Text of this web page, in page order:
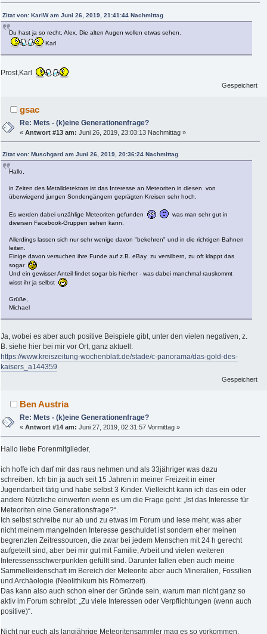
Zitat von: KarlW am Juni 26, 2019, 21:41:44 Nachmittag
Du hast ja so recht, Alex. Die alten Augen wollen etwas sehen.
Karl
Prost,Karl
Gespeichert
gsac
Re: Mets - (k)eine Generationenfrage?
«Antwort #13 am: Juni 26, 2019, 23:03:13 Nachmittag »
Zitat von: Muschgard am Juni 26, 2019, 20:36:24 Nachmittag
Hallo,
in Zeiten des Metalldetektors ist das Interesse an Meteoriten in diesen von
überwiegend jungen Sondengängern geprägten Kreisen sehr hoch.
Es werden dabei unzählige Meteoriten gefunden
was man sehr gut in
diversen Facebook-Gruppen sehen kann.
Allerdings lassen sich nur sehr wenige davon "bekehren" und in die richtigen Bahnen
leiten.
Einige davon versuchen ihre Funde auf z.B. eBay zu versilbern, zu oft klappt das
sogar
Und ein gewisser Anteil findet sogar bis hierher - was dabei manchmal rauskommt
wisst ihr ja selbst
Grüße,
Michael
Ja, wobei es aber auch positive Beispiele gibt, unter den vielen negativen, z.
B. siehe hier bei mir vor Ort, ganz aktuell:
https://www.kreiszeitung-wochenblatt.de/stade/c-panorama/das-gold-des-
kaisers_a144359
Gespeichert
Ben Austria
Re: Mets - (k)eine Generationenfrage?
«Antwort #14 am: Juni 27, 2019, 02:31:57 Vormittag »
Hallo liebe Forenmitglieder,
ich hoffe ich darf mir das raus nehmen und als 33jähriger was dazu
schreiben. Ich bin ja auch seit 15 Jahren in meiner Freizeit in einer
Jugendarbeit tätig und habe selbst 3 Kinder. Vielleicht kann ich das ein oder
andere Nützliche einwerfen wenn es um die Frage geht: „Ist das Interesse für
Meteoriten eine Generationsfrage?“
Ich selbst schreibe nur ab und zu etwas im Forum und lese mehr, was aber
nicht meinem mangelnden Interesse geschuldet ist sondern eher meinen
begrenzten Zeitressourcen, die zwar bei jedem Menschen mit 24 h gerecht
aufgeteilt sind, aber bei mir gut mit Familie, Arbeit und vielen weiteren
Interessensschwerpunkten gefüllt sind. Darunter fallen eben auch meine
Sammelleidenschaft im Bereich der Meteorite aber auch Mineralien, Fossilien
und Archäologie (Neolithikum bis Römerzeit).
Das kann also auch schon einer der Gründe sein, warum man nicht ganz so
aktiv im Forum schreibt: „Zu viele Interessen oder Verpflichtungen (wenn auch
positive)“.
Nicht nur euch als langjährige Meteoritensammler mag es so vorkommen,